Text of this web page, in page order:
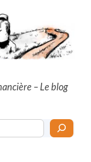
– Le blog